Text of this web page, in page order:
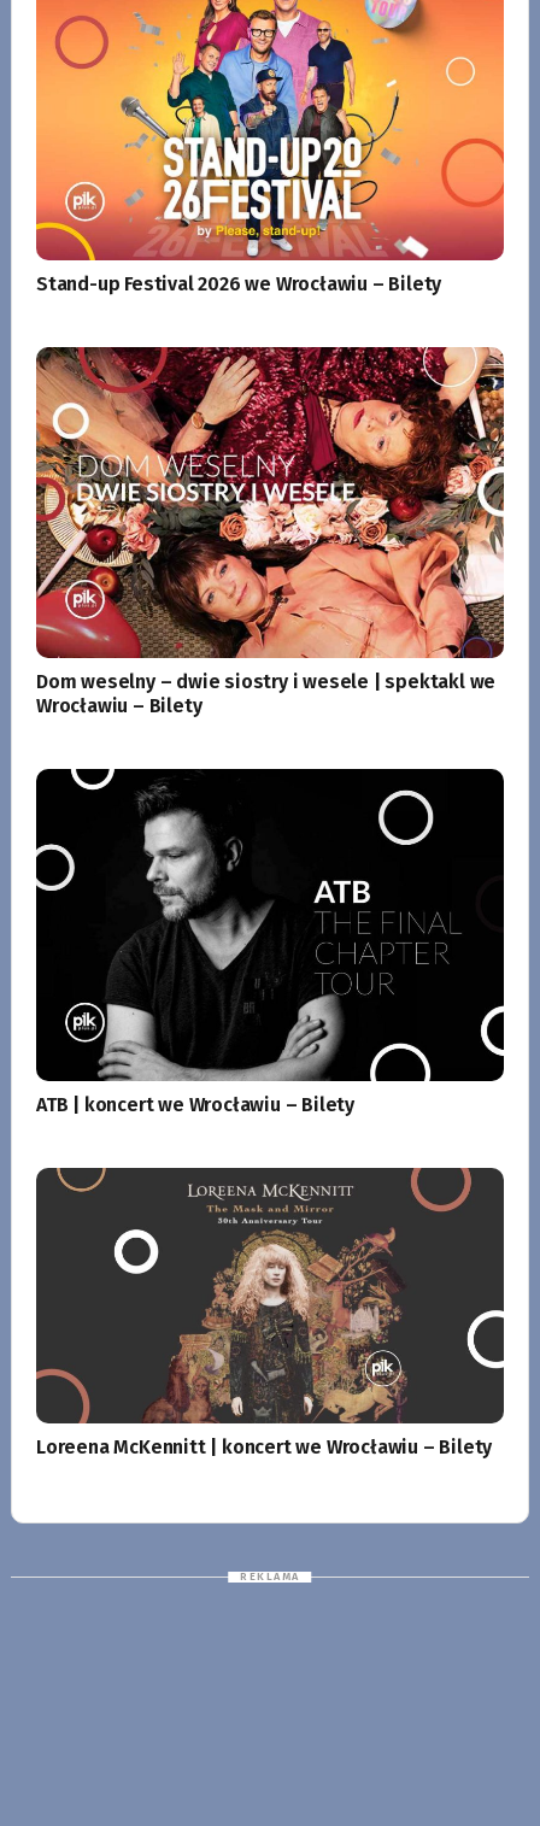
Stand-up Festival 2026 we Wrocławiu – Bilety
Dom weselny – dwie siostry i wesele | spektakl we
Wrocławiu – Bilety
ATB | koncert we Wrocławiu – Bilety
Loreena McKennitt | koncert we Wrocławiu – Bilety